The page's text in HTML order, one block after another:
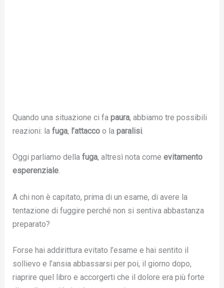
Quando una situazione ci fa paura, abbiamo tre possibili
reazioni: la fuga, l’attaccoo la paralisi.
Oggi parliamo della fuga, altresì nota come evitamento
esperenziale.
A chi non è capitato, prima di un esame, di avere la
tentazione di fuggire perché non si sentiva abbastanza
preparato?
Forse hai addirittura evitato l’esame e hai sentito il
sollievo e l’ansia abbassarsi per poi, il giorno dopo,
riaprire quel libro e accorgerti che il dolore era più forte